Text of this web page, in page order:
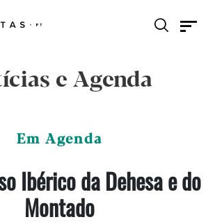
e Agenda
Em Agenda
Ibérico da Dehesa e do
Montado